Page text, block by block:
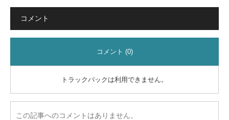
コメント
コメント (0)
トラックバックは利用できません。
この記事へのコメントはありません。